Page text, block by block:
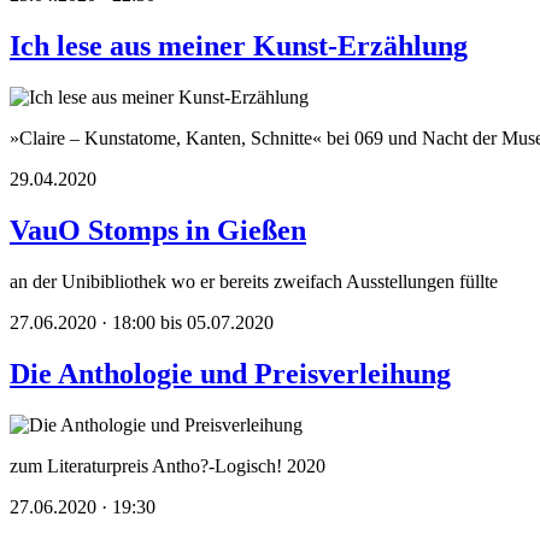
Ich lese aus meiner Kunst-Erzählung
»Claire – Kunstatome, Kanten, Schnitte« bei 069 und Nacht der
29.04.2020
VauO Stomps in Gießen
an der Unibibliothek wo er bereits zweifach Ausstellungen füllte
27.06.2020 · 18:00 bis 05.07.2020
Die Anthologie und Preisverleihung
zum Literaturpreis Antho?-Logisch! 2020
27.06.2020 · 19:30